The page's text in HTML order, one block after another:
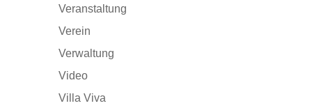
Veranstaltung
Verein
Verwaltung
Video
Villa Viva